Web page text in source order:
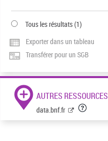
Tous les résultats(1)
Exporter dans un tableau
Transférer pour un SGB
AUTRES RESSOURCES
data.bnf.fr